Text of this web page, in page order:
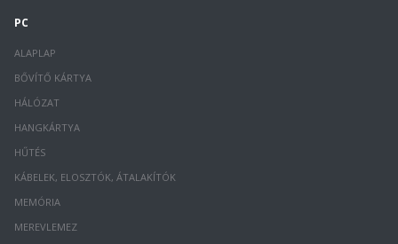
PC
ALAPLAP
BŐVÍTŐ KÁRTYA
HÁLÓZAT
HANGKÁRTYA
HŰTÉS
KÁBELEK, ELOSZTÓK, ÁTALAKÍTÓK
MEMÓRIA
MEREVLEMEZ